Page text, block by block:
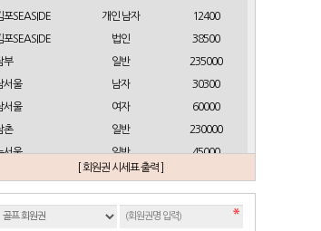
포SEASIDE 개인 남자 12400
포SEASIDE 법인 38500
부 일반 235000
서울 남자 30300
서울 여자 60000
촌 일반 230000
서울 일반 45000
개인(분12000)
스프링빌 주중가족(분5000) 6900
뉴스프링빌 주중개인(분3000)
[ 회원권 시세표 출력 ]